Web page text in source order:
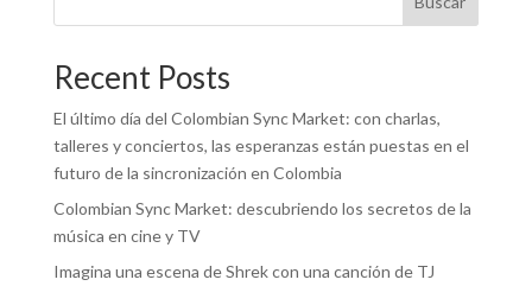
Recent Posts
El último día del Colombian Sync Market: con charlas,
talleres y conciertos, las esperanzas están puestas en el
futuro de la sincronización en Colombia
Colombian Sync Market: descubriendo los secretos de la
música en cine y TV
Imagina una escena de Shrek con una canción de TJ